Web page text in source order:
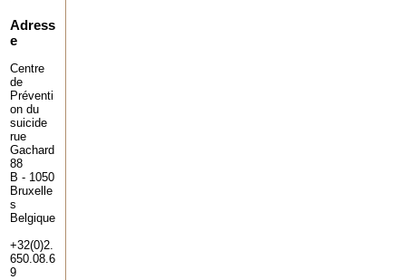
Adress
e
Centre
de
Préventi
on du
suicide
rue
Gachard
88
B - 1050
Bruxelle
s
Belgique
+32(0)2.
650.08.6
9